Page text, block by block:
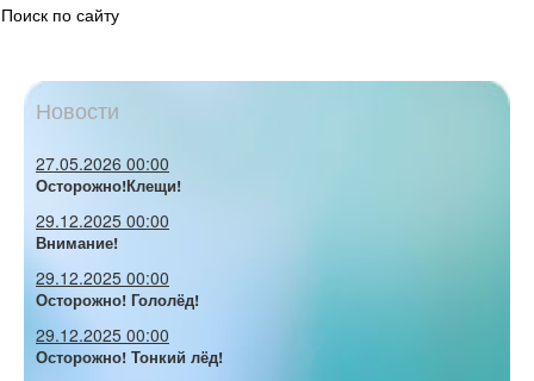
Поиск по сайту
Новости
27.05.2026 00:00
Осторожно!Клещи!
29.12.2025 00:00
Внимание!
29.12.2025 00:00
Осторожно! Гололёд!
29.12.2025 00:00
Осторожно! Тонкий лёд!